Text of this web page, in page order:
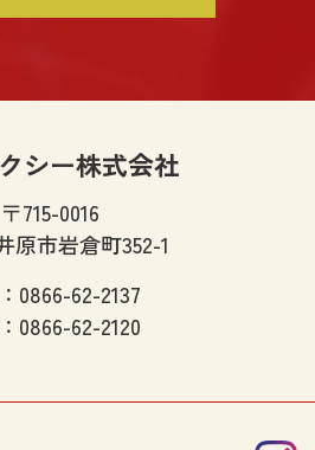
シー株式会社
〒715-0016
原市岩倉町352-1
0866-62-2137
0866-62-2120